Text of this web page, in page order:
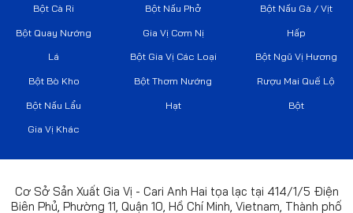
Bột Cà Ri Bột Nấu Phở Bột Nấu Gà / Vịt
Bột Quay Nướng Gia Vị Cơm Nị Hấp
Lá Bột Gia Vị Các Loại Bột Ngũ Vị Hương
Bột Bò Kho Bột Thơm Nướng Rượu Mai Quế Lộ
Bột Nấu Lẩu Hạt Bột
Gia Vị Khác
Cơ Sở Sản Xuất Gia Vị - Cari Anh Hai tọa lạc tại 414/1/5 Điện
Biên Phủ, Phường 11, Quận 10, Hồ Chí Minh, Vietnam, Thành phố